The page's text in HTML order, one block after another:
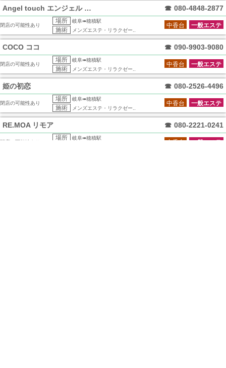
Angel touch エンジェル タッ ☎ 080-4848-2877
閉店の可能性あり
場所 岐阜➠穂積駅
施術 メンズエステ・リラクゼー..
一般エステ
中香台
COCO ココ ☎ 090-9903-9080
閉店の可能性あり
場所 岐阜➠穂積駅
施術 メンズエステ・リラクゼー..
一般エステ
中香台
姫の初恋 ☎ 080-2526-4496
閉店の可能性あり
場所 岐阜➠穂積駅
施術 メンズエステ・リラクゼー..
一般エステ
中香台
RE.MOA リモア ☎ 080-2221-0241
閉店の可能性あり
場所 岐阜➠穂積駅
一般エステ
中香台